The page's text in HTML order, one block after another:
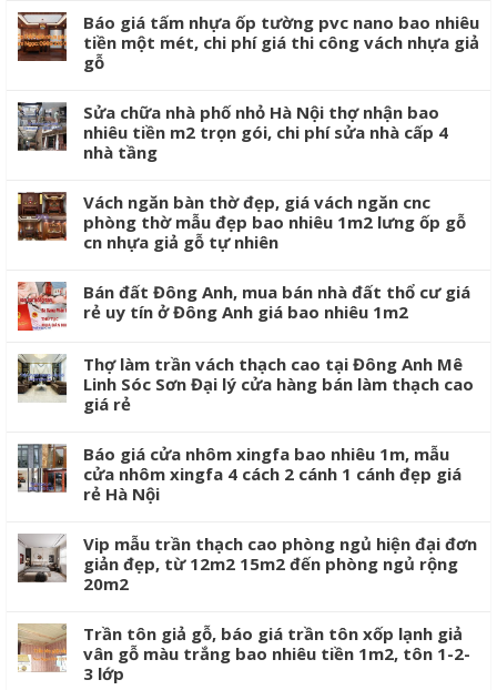
Báo giá tấm nhựa ốp tường pvc nano bao nhiêu
tiền một mét, chi phí giá thi công vách nhựa giả
gỗ
Sửa chữa nhà phố nhỏ Hà Nội thợ nhận bao
nhiêu tiền m2 trọn gói, chi phí sửa nhà cấp 4
nhà tầng
Vách ngăn bàn thờ đẹp, giá vách ngăn cnc
phòng thờ mẫu đẹp bao nhiêu 1m2 lưng ốp gỗ
cn nhựa giả gỗ tự nhiên
Bán đất Đông Anh, mua bán nhà đất thổ cư giá
rẻ uy tín ở Đông Anh giá bao nhiêu 1m2
Thợ làm trần vách thạch cao tại Đông Anh Mê
Linh Sóc Sơn Đại lý cửa hàng bán làm thạch cao
giá rẻ
Báo giá cửa nhôm xingfa bao nhiêu 1m, mẫu
cửa nhôm xingfa 4 cách 2 cánh 1 cánh đẹp giá
rẻ Hà Nội
Vip mẫu trần thạch cao phòng ngủ hiện đại đơn
giản đẹp, từ 12m2 15m2 đến phòng ngủ rộng
20m2
Trần tôn giả gỗ, báo giá trần tôn xốp lạnh giả
vân gỗ màu trắng bao nhiêu tiền 1m2, tôn 1-2-
3 lớp